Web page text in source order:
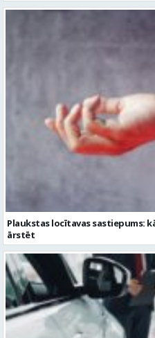
Plaukstas locītavas sastiepums:
ārstēt